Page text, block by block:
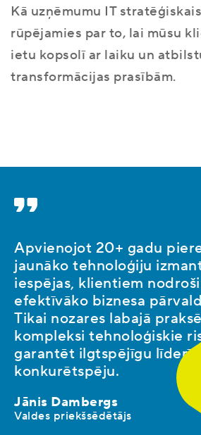
Kā uzņēmumu IT
rūpējamies par to, lai mūsu
ietu kopsolī ar laiku un
transformācijas prasībām.
Apvienojot 20+ gadu
jaunāko tehnoloģiju
iespējas, klientiem
efektīvāko biznesa
Tikai nozares labajā
kompleksi tehnoloģiskie
garantēt ilgtspējīgu
konkurētspēju.
Jānis Dambergs
Valdes priekšsēdētājs